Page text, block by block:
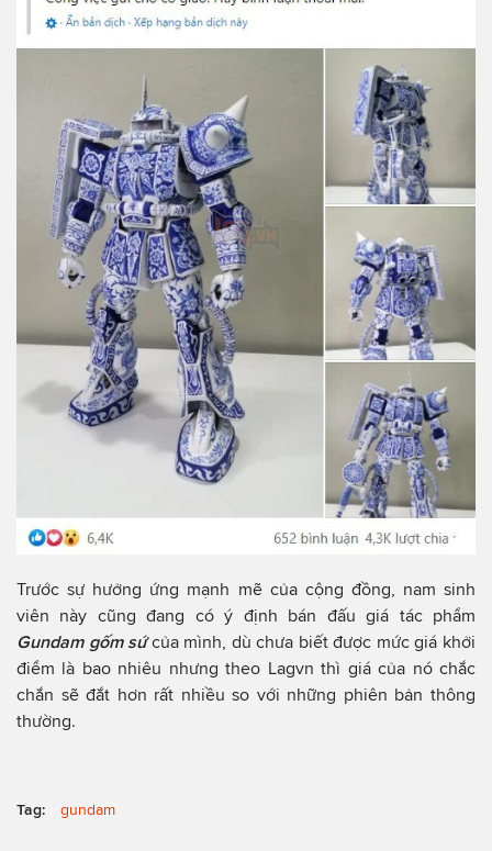
Trước sự hưởng ứng mạnh mẽ của cộng đồng, nam sinh
viên này cũng đang có ý định bán đấu giá tác phẩm
Gundam gốm sứcủa mình, dù chưa biết được mức giá khởi
điểm là bao nhiêu nhưng theo Lagvn thì giá của nó chắc
chắn sẽ đắt hơn rất nhiều so với những phiên bản thông
thường.
Tag: gundam